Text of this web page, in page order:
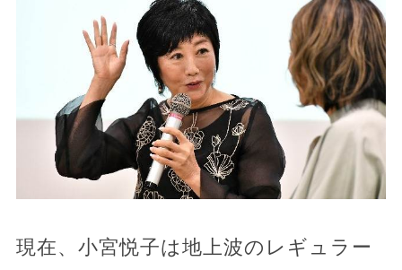
現在、小宮悦子は地上波のレギュラー